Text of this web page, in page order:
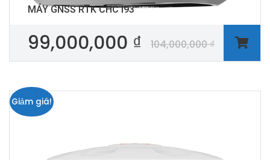
MÁY GNSS RTK CHC I93
104,000,000₫
99,000,000 ₫
Giảm giá!